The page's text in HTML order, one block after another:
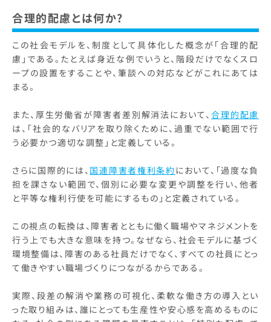
合理的配慮とは何か?
この社会モデルを、制度として具体化した概念が「合理的配
慮」である。たとえば身近な例でいうと、階段だけでなくスロ
ープの設置をすることや、筆談への対応などがこれにあては
まる。
また、厚生労働省が障害者差別解消法において、 合理的配慮
は、「社会的なバリアを取り除くために、過重でない範囲で行
う必要かつ適切な調整」と定義している。
さらに国際的には、 国連障害者権利条約において、「過度な負
担を課さない範囲で、個別に必要な変更や調整を行い、他者
と平等な権利行使を可能にするもの」と定義されている。
この視点の転換は、障害者とともに働く職場やマネジメントを
行う上でも大きな意味を持つ。なぜなら、社会モデルに基づく
環境整備は、障害のある社員だけでなく、すべての社員にとっ
て働きやすい職場づくりにつながるからである。
実際、段差の解消や業務の可視化、柔軟な働き方の導入とい
った取り組みは、誰にとっても生産性や安心感を高めるものに